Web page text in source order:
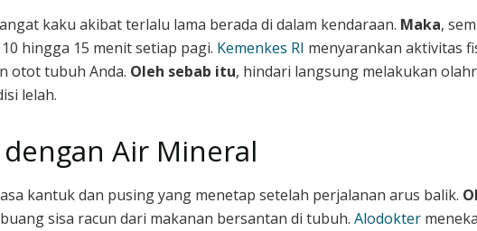
kaku akibat terlalu lama berada di dalam kendaraan. Maka,
hingga 15 menit setiap pagi. Kemenkes RI menyarankan aktivitas
otot tubuh Anda. Oleh sebab itu, hindari langsung melakukan
lelah.
Air Mineral
kantuk dan pusing yang menetap setelah perjalanan arus balik.
sisa racun dari makanan bersantan di tubuh. Alodokter